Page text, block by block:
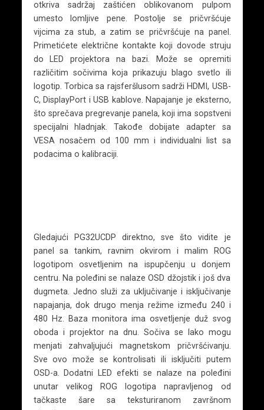
otkriva sadržaj zaštićen oblikovanom pulpom
umesto lomljive pene. Postolje se pričvršćuje
vijcima za stub, a zatim se pričvršćuje na panel.
Primetićete električne kontakte koji dovode struju
do LED projektora na bazi. Može se opremiti
različitim sočivima koja prikazuju blago svetlo ili
logotip. Torbica sa rajsferšlusom sadrži HDMI, USB-
C, DisplayPort i USB kablove. Napajanje je eksterno,
što sprečava pregrevanje panela, koji ima sopstveni
specijalni hladnjak. Takođe dobijate adapter sa
VESA nosačem od 100 mm i individualni list sa
podacima o kalibraciji.
Gledajući PG32UCDP direktno, sve što vidite je
panel sa tankim, ravnim okvirom i malim ROG
logotipom osvetljenim na ispupčenju u donjem
centru. Na poleđini se nalaze OSD džojstik i još dva
dugmeta. Jedno služi za uključivanje i isključivanje
napajanja, dok drugo menja režime između 240 i
480 Hz. Baza monitora ima osvetljenje duž svog
oboda i projektor na dnu. Sočiva se lako mogu
menjati zahvaljujući magnetskom pričvršćivanju.
Sve ovo može se kontrolisati ili isključiti putem
OSD-a. Dodatni LED efekti se nalaze na poleđini
unutar velikog ROG logotipa napravljenog od
tačkaste šare sa teksturiranom završnom